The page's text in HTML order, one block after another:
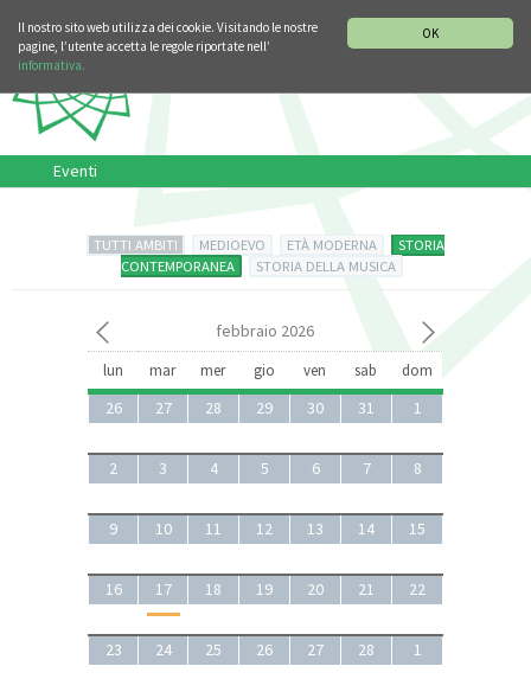
OK
Il nostro sito web utilizza dei cookie. Visitando le nostre
pagine, l’utente accetta le regole riportate nell’
informativa.
Eventi
TUTTI AMBITI MEDIOEVO ETÀ MODERNA
STORIA
CONTEMPORANEA
STORIA DELLA MUSICA
febbraio 2026
lun mar mer gio ven sab dom
26 27 28 29 30 31 1
2 3 4 5 6 7 8
9 10 11 12 13 14 15
16 17 18 19 20 21 22
23 24 25 26 27 28 1